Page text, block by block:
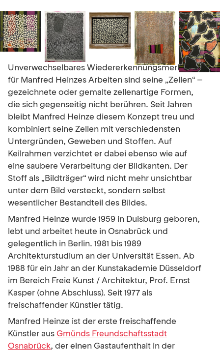
Unverwechselbares Wiedererkennungsmerkmal
für Manfred Heinzes Arbeiten sind seine „Zellen“ –
gezeichnete oder gemalte zellenartige Formen,
die sich gegenseitig nicht berühren. Seit Jahren
bleibt Manfred Heinze diesem Konzept treu und
kombiniert seine Zellen mit verschiedensten
Untergründen, Geweben und Stoffen. Auf
Keilrahmen verzichtet er dabei ebenso wie auf
eine saubere Verarbeitung der Bildkanten. Der
Stoff als „Bildträger“ wird nicht mehr unsichtbar
unter dem Bild versteckt, sondern selbst
wesentlicher Bestandteil des Bildes.
Manfred Heinze wurde 1959 in Duisburg geboren,
lebt und arbeitet heute in Osnabrück und
gelegentlich in Berlin. 1981 bis 1989
Architekturstudium an der Universität Essen. Ab
1988 für ein Jahr an der Kunstakademie Düsseldorf
im Bereich Freie Kunst / Architektur, Prof. Ernst
Kasper (ohne Abschluss). Seit 1977 als
freischaffender Künstler tätig.
Manfred Heinze ist der erste freischaffende
Künstler aus Gmünds Freundschaftsstadt
Osnabrück, der einen Gastaufenthalt in der